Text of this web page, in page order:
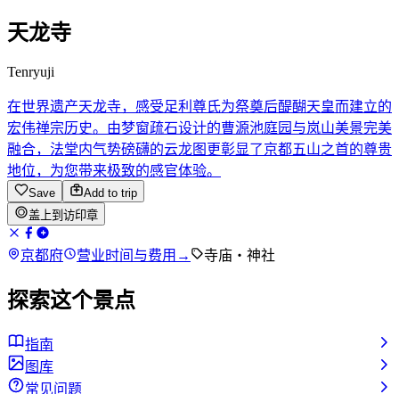
天龙寺
Tenryuji
在世界遗产天龙寺，感受足利尊氏为祭奠后醍醐天皇而建立的
宏伟禅宗历史。由梦窗疏石设计的曹源池庭园与岚山美景完美
融合，法堂内气势磅礴的云龙图更彰显了京都五山之首的尊贵
地位，为您带来极致的感官体验。
Save
Add to trip
盖上到访印章
京都府 营业时间与费用 → 寺庙・神社
探索这个景点
指南
图库
常见问题